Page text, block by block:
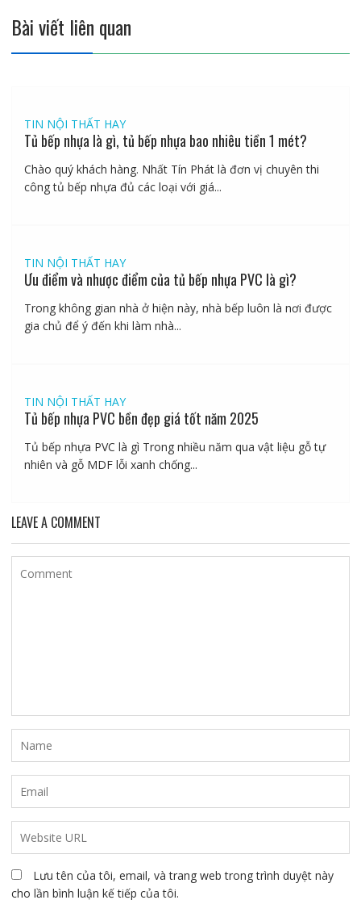
Bài viết liên quan
TIN NỘI THẤT HAY
Tủ bếp nhựa là gì, tủ bếp nhựa bao nhiêu tiền 1 mét?
Chào quý khách hàng. Nhất Tín Phát là đơn vị chuyên thi
công tủ bếp nhựa đủ các loại với giá...
TIN NỘI THẤT HAY
Ưu điểm và nhược điểm của tủ bếp nhựa PVC là gì?
Trong không gian nhà ở hiện này, nhà bếp luôn là nơi được
gia chủ để ý đến khi làm nhà...
TIN NỘI THẤT HAY
Tủ bếp nhựa PVC bền đẹp giá tốt năm 2025
Tủ bếp nhựa PVC là gì Trong nhiều năm qua vật liệu gỗ tự
nhiên và gỗ MDF lỗi xanh chống...
LEAVE A COMMENT
Lưu tên của tôi, email, và trang web trong trình duyệt này
cho lần bình luận kế tiếp của tôi.